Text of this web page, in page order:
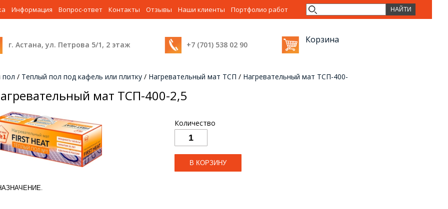
Информация Вопрос-ответ Контакты Отзывы Наши клиенты Портфолио работ
г. Астана, ул. Петрова 5/1, 2 этаж +7 (701) 538 02 90 Корзина
пол / Теплый пол под кафель или плитку / Нагревательный мат ТСП / Нагревательный мат ТСП-400-
мат ТСП-400-2,5
Количество
.